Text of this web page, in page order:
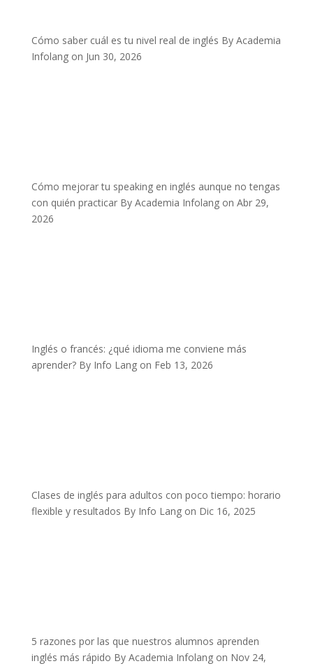
Cómo saber cuál es tu nivel real de inglés By Academia
Infolang on Jun 30, 2026
Cómo mejorar tu speaking en inglés aunque no tengas
con quién practicar By Academia Infolang on Abr 29,
2026
Inglés o francés: ¿qué idioma me conviene más
aprender? By Info Lang on Feb 13, 2026
Clases de inglés para adultos con poco tiempo: horario
flexible y resultados By Info Lang on Dic 16, 2025
5 razones por las que nuestros alumnos aprenden
inglés más rápido By Academia Infolang on Nov 24,